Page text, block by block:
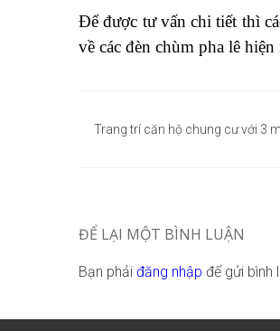
Để được tư vấn chi tiết thì
về các đèn chùm pha lê hiện
hướng
Trang trí căn hộ chung cư với 3
ĐỂ LẠI MỘT BÌNH LUẬN
Bạn phải đăng nhập để gửi bình